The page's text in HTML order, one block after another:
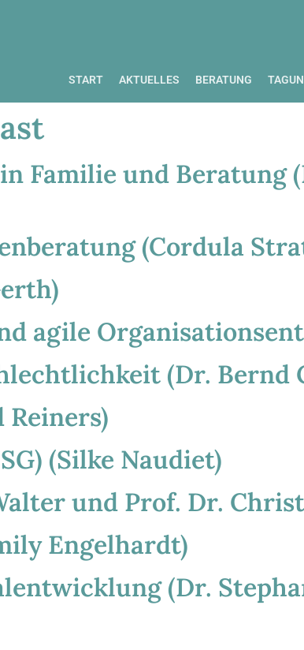
START AKTUELLES BERATUNG
Familie und Beratung
(Cordula
agile
(Dr. Bernd
(Silke Naudiet)
und Prof. Dr.
Engelhardt)
(Dr.